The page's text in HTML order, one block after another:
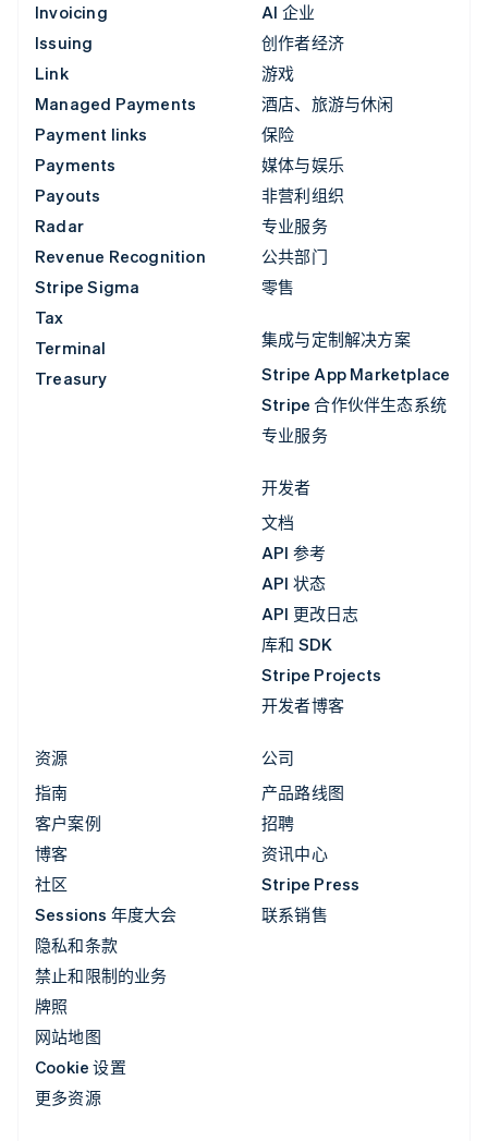
Invoicing
Issuing
Link
Managed Payments
Payment links
Payments
Payouts
Radar
Revenue Recognition
Stripe Sigma
Tax
Terminal
Treasury
AI 企业
创作者经济
游戏
酒店、旅游与休闲
保险
媒体与娱乐
非营利组织
专业服务
公共部门
零售
集成与定制解决方案
Stripe App Marketplace
Stripe 合作伙伴生态系统
专业服务
开发者
文档
API 参考
API 状态
API 更改日志
库和 SDK
Stripe Projects
开发者博客
资源
指南
客户案例
博客
社区
Sessions 年度大会
隐私和条款
禁止和限制的业务
牌照
网站地图
Cookie 设置
更多资源
公司
产品路线图
招聘
资讯中心
Stripe Press
联系销售